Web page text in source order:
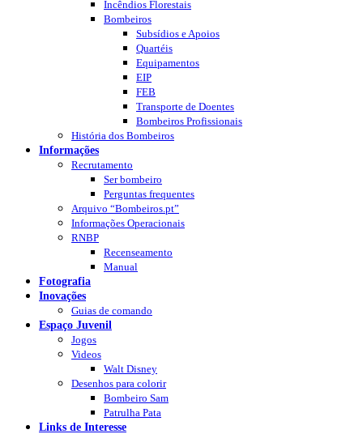
Incêndios Florestais
Bombeiros
Subsídios e Apoios
Quartéis
Equipamentos
EIP
FEB
Transporte de Doentes
Bombeiros Profissionais
História dos Bombeiros
Informações
Recrutamento
Ser bombeiro
Perguntas frequentes
Arquivo “Bombeiros.pt”
Informações Operacionais
RNBP
Recenseamento
Manual
Fotografia
Inovações
Guias de comando
Espaço Juvenil
Jogos
Videos
Walt Disney
Desenhos para colorir
Bombeiro Sam
Patrulha Pata
Links de Interesse